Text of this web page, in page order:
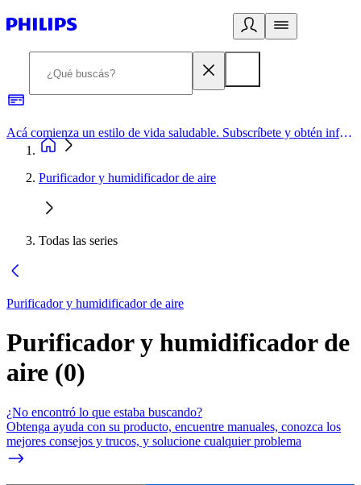
Acá comienza un estilo de vida saludable. Subscríbete y obtén información de primera mano
Purificador y humidificador de aire
Todas las series
Purificador y humidificador de aire
Purificador y humidificador de
aire (0)
¿No encontró lo que estaba buscando?
Obtenga ayuda con su producto, encuentre manuales, conozca los
mejores consejos y trucos, y solucione cualquier problema